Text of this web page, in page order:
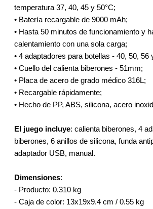
temperatura 37, 40, 45 y 50°C;
• Batería recargable de 9000 mAh;
• Hasta 50 minutos de funcionamiento y
calentamiento con una sola carga;
• 4 adaptadores para botellas - 40, 50, 56
• Cuello del calienta biberones - 51mm;
• Placa de acero de grado médico 316L;
• Recargable rápidamente;
• Hecho de PP, ABS, silicona, acero
El juego incluye: calienta biberones, 4
biberones, 6 anillos de silicona, funda
adaptador USB, manual.
Dimensiones:
- Producto: 0.310 kg
- Caja de color: 13x19x9.4 cm / 0.55 kg